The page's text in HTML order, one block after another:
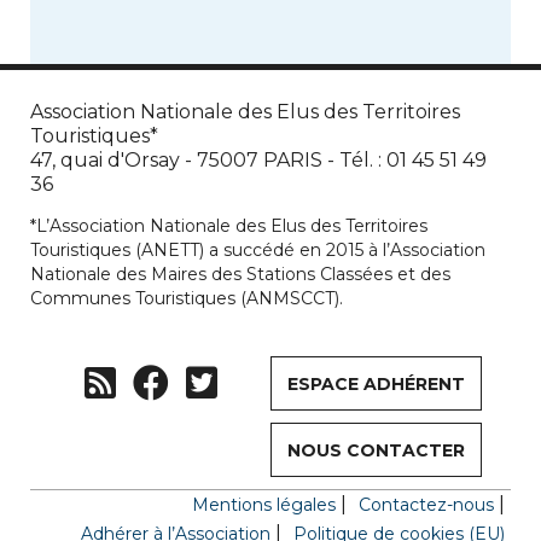
Association Nationale des Elus des Territoires
Touristiques*
47, quai d'Orsay - 75007 PARIS - Tél. : 01 45 51 49
36
*L’Association Nationale des Elus des Territoires
Touristiques (ANETT) a succédé en 2015 à l’Association
Nationale des Maires des Stations Classées et des
Communes Touristiques (ANMSCCT).
ESPACE ADHÉRENT
NOUS CONTACTER
Mentions légales
Contactez-nous
Adhérer à l’Association
Politique de cookies (EU)